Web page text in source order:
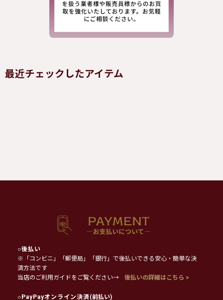
最近チェックしたアイテム
○後払い
※「コンビニ」「郵便局」「銀行」で後払いできる安心・簡単な決
済方法です
当店のご利用ガイドをご覧ください→
後払いの詳細はこちら >
○PayPayオンライン決済(前払い)